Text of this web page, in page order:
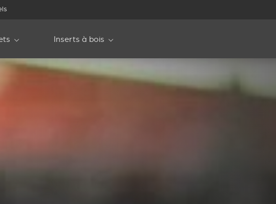
Inserts à bois